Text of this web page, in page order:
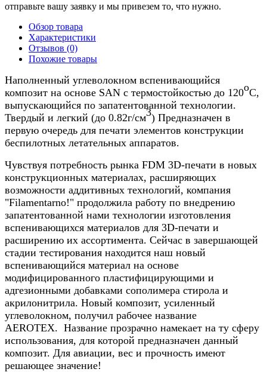
отправьте вашу заявку и мы привезем то, что нужно.
Обзор товара
Характеристики
Отзывов (0)
Похожие товары
Наполненный углеволокном вспенивающийся
композит на основе SAN с термостойкостью до 120oС,
выпускающийся по запатентованной технологии.
Твердый и легкий (до 0.82г/см3) Предназначен в
первую очередь для печати элементов конструкции
беспилотных летательных аппаратов.
Чувствуя потребность рынка FDM 3D-печати в новых
конструкционных материалах, расширяющих
возможности аддитивных технологий, компания
"Filamentarno!" продолжила работу по внедрению
запатентованной нами технологии изготовления
вспенивающихся материалов для 3D-печати и
расширению их ассортимента. Сейчас в завершающей
стадии тестирования находится наш новый
вспенивающийся материал на основе
модифицированного пластифицирующими и
адгезионными добавками сополимера стирола и
акрилонитрила. Новый композит, усиленный
углеволокном, получил рабочее название
AEROTEX. Название прозрачно намекает на ту сферу
использования, для которой предназначен данный
композит. Для авиации, вес и прочность имеют
решающее значение!